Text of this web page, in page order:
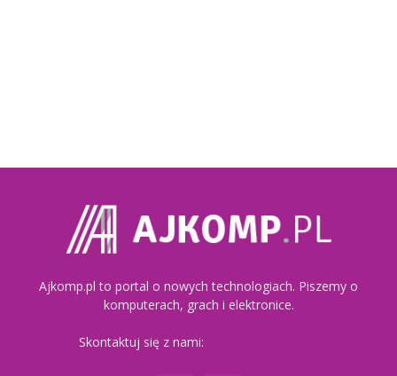
Ajkomp.pl to portal o nowych technologiach. Piszemy o
komputerach, grach i elektronice.
Skontaktuj się z nami: